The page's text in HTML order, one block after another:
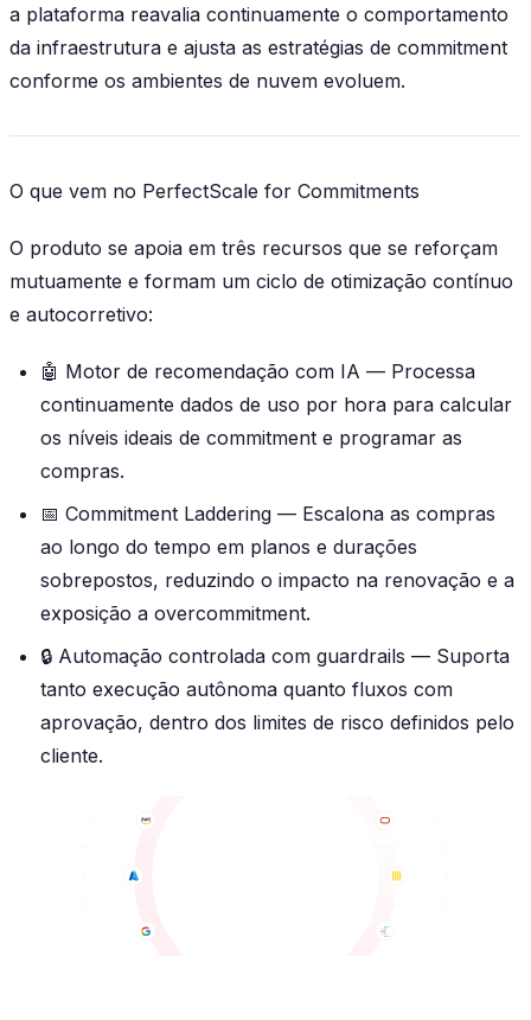
a plataforma reavalia continuamente o comportamento
da infraestrutura e ajusta as estratégias de commitment
conforme os ambientes de nuvem evoluem.
O que vem no PerfectScale for Commitments
O produto se apoia em três recursos que se reforçam
mutuamente e formam um ciclo de otimização contínuo
e autocorretivo:
🤖 Motor de recomendação com IA — Processa
continuamente dados de uso por hora para calcular
os níveis ideais de commitment e programar as
compras.
📅 Commitment Laddering — Escalona as compras
ao longo do tempo em planos e durações
sobrepostos, reduzindo o impacto na renovação e a
exposição a overcommitment.
🔒 Automação controlada com guardrails — Suporta
tanto execução autônoma quanto fluxos com
aprovação, dentro dos limites de risco definidos pelo
cliente.